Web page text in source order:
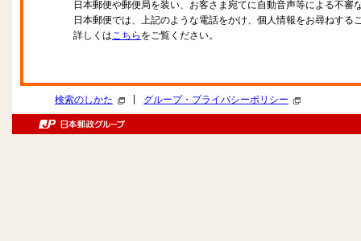
日本郵便や郵便局を装い、お客さま宛てに自動音声等による不審
日本郵便では、上記のような電話をかけ、個人情報をお尋ねする
詳しくはこちら をご覧ください。
検索のしかた グループ・プライバシーポリシー